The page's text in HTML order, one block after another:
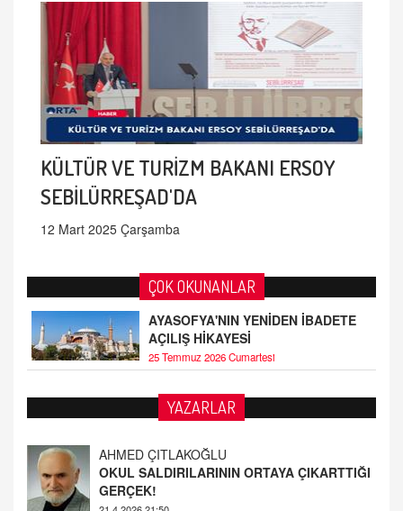
KÜLTÜR VE TURİZM BAKANI ERSOY
SEBİLÜRREŞAD'DA
12 Mart 2025 Çarşamba
ÇOK OKUNANLAR
AYASOFYA'NIN YENİDEN İBADETE
AÇILIŞ HİKAYESİ
25 Temmuz 2026 Cumartesi
YAZARLAR
AHMED ÇITLAKOĞLU
GERÇEK!
21.4.2026 21:50
Fatih Bayhan